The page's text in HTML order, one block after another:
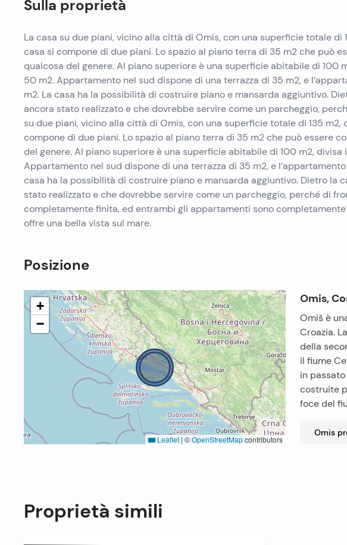
Sulla proprietà
La casa su due piani, vicino alla città di Omis, con una superficie totale di
casa si compone di due piani. Lo spazio al piano terra di 35 m2 che può
qualcosa del genere. Al piano superiore è una superficie abitabile di 100
50 m2. Appartamento nel sud dispone di una terrazza di 35 m2, e
m2. La casa ha la possibilità di costruire piano e mansarda aggiuntivo.
ancora stato realizzato e che dovrebbe servire come un parcheggio,
su due piani, vicino alla città di Omis, con una superficie totale di 135 m2,
compone di due piani. Lo spazio al piano terra di 35 m2 che può essere
del genere. Al piano superiore è una superficie abitabile di 100 m2,
Appartamento nel sud dispone di una terrazza di 35 m2, e
casa ha la possibilità di costruire piano e mansarda aggiuntivo. Dietro la
stato realizzato e che dovrebbe servire come un parcheggio, perché di
completamente finita, ed entrambi gli appartamenti sono
offre una bella vista sul mare.
Posizione
+
−
Leaflet | ©OpenStreetMapcontributors
Omis,
Omiš è
Croazia.
della
il fiume
in
costruite
foce del
Omis
Proprietà simili